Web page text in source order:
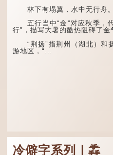
林下有塌翼，水中无行舟。
五行当中“金”对应秋季，代
行”，描写大暑的酷热阻碍了金
“荆扬”指荆州（湖北）和
游地区，“...
冷僻字系列｜掱